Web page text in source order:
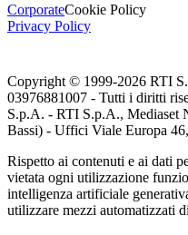
CorporateCookie Policy
Privacy Policy
Copyright © 1999-2026 RTI
03976881007 - Tutti i diritti
S.p.A. - RTI S.p.A., Mediaset
Bassi) - Uffici Viale Europa
Rispetto ai contenuti e ai dati
vietata ogni utilizzazione
intelligenza artificiale
utilizzare mezzi automatizzati